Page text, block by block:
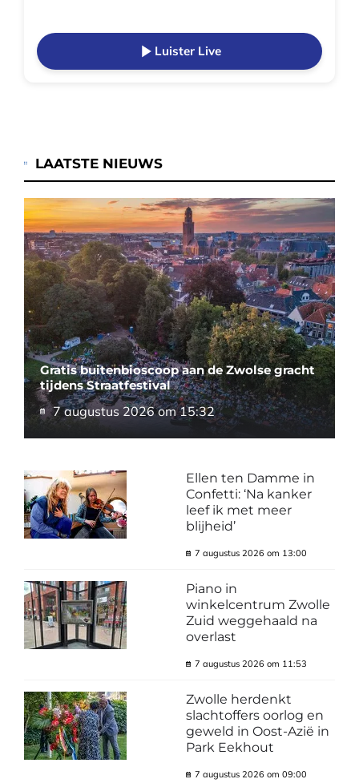
Luister Live
LAATSTE NIEUWS
Gratis buitenbioscoop aan de Zwolse gracht
tijdens Straatfestival
7 augustus 2026 om 15:32
Ellen ten Damme in
Confetti: ‘Na kanker
leef ik met meer
blijheid’
7 augustus 2026 om 13:00
Piano in
winkelcentrum Zwolle
Zuid weggehaald na
overlast
7 augustus 2026 om 11:53
Zwolle herdenkt
slachtoffers oorlog en
geweld in Oost-Azië in
Park Eekhout
7 augustus 2026 om 09:00